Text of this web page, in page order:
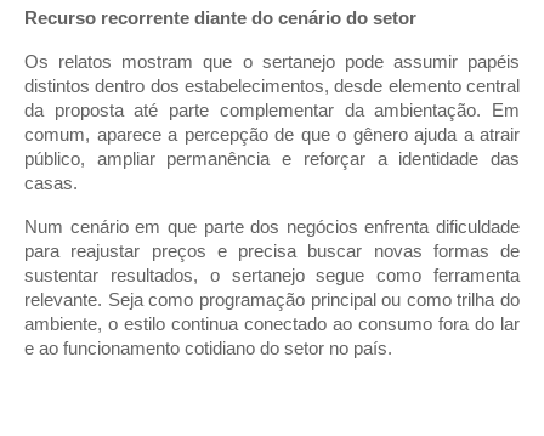
Recurso recorrente diante do cenário do setor
Os relatos mostram que o sertanejo pode assumir papéis
distintos dentro dos estabelecimentos, desde elemento central
da proposta até parte complementar da ambientação. Em
comum, aparece a percepção de que o gênero ajuda a atrair
público, ampliar permanência e reforçar a identidade das
casas.
Num cenário em que parte dos negócios enfrenta dificuldade
para reajustar preços e precisa buscar novas formas de
sustentar resultados, o sertanejo segue como ferramenta
relevante. Seja como programação principal ou como trilha do
ambiente, o estilo continua conectado ao consumo fora do lar
e ao funcionamento cotidiano do setor no país.